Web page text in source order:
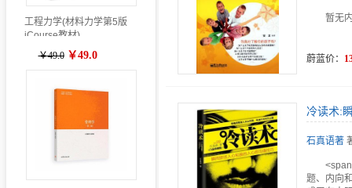
工程力学(材料力学第5版
iCourse教材)
￥49.0 ￥49.0
暂无
蔚蓝价：
冷读术:
石真语著
题、内向